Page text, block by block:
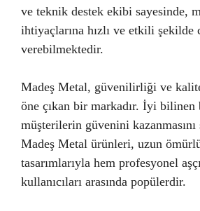
ve teknik destek ekibi sayesinde,
ihtiyaçlarına hızlı ve etkili şekilde
verebilmektedir.
Madeş Metal, güvenilirliği ve
öne çıkan bir markadır. İyi bilinen
müşterilerin güvenini kazanmasını
Madeş Metal ürünleri, uzun
tasarımlarıyla hem profesyonel
kullanıcıları arasında popülerdir.